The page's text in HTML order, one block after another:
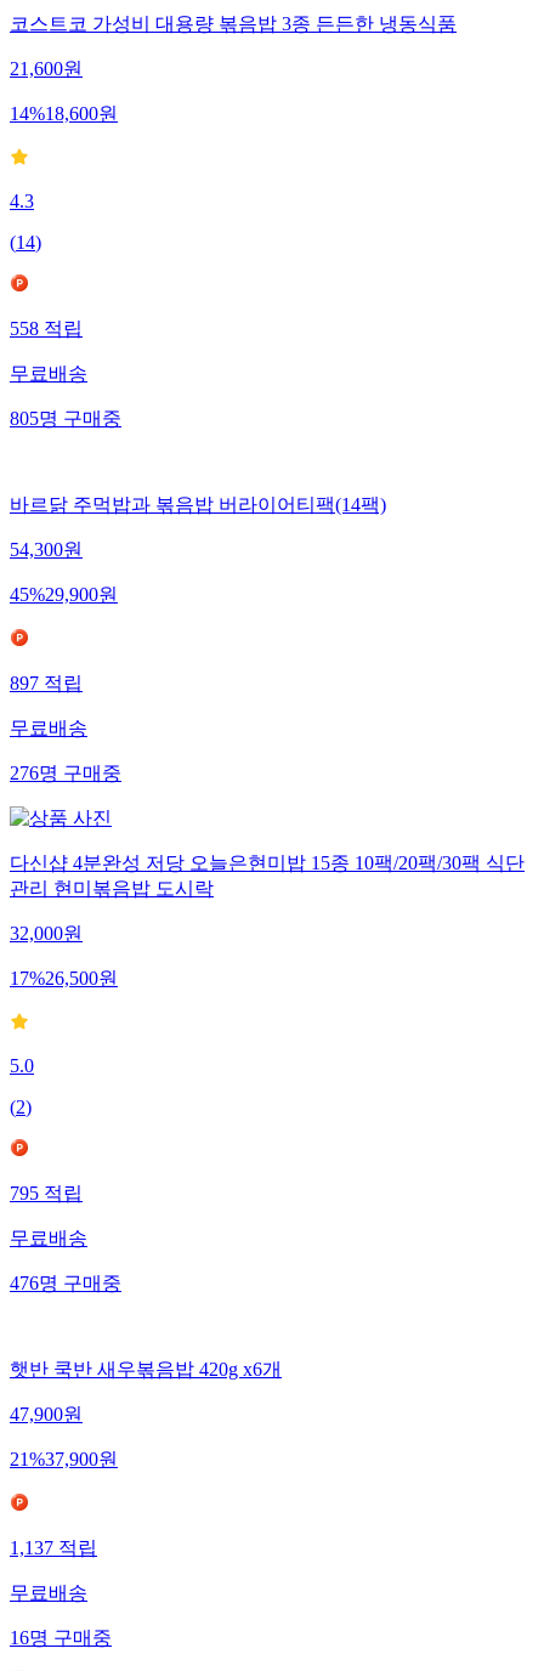
코스트코 가성비 대용량 볶음밥 3종 든든한 냉동식품
21,600원
14%18,600원
4.3
(14)
558적립
무료배송
805명구매중
바르닭 주먹밥과 볶음밥 버라이어티팩(14팩)
54,300원
45%29,900원
897적립
무료배송
276명구매중
다신샵 4분완성 저당 오늘은현미밥 15종 10팩/20팩/30팩 식단
관리 현미볶음밥 도시락
32,000원
17%26,500원
5.0
(2)
795적립
무료배송
476명구매중
햇반 쿡반 새우볶음밥 420g x6개
47,900원
21%37,900원
1,137적립
무료배송
16명구매중